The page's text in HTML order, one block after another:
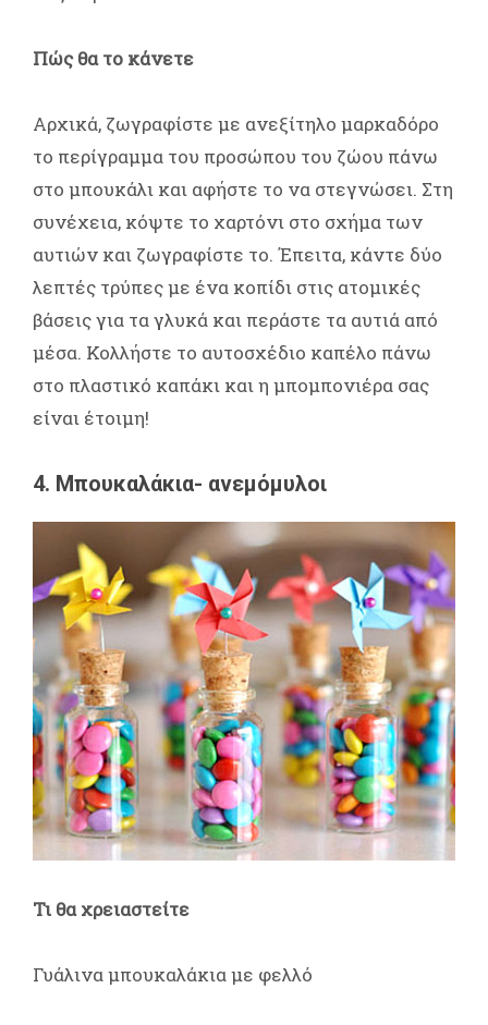
Πώς θα το κάνετε
Αρχικά, ζωγραφίστε με ανεξίτηλο μαρκαδόρο
το περίγραμμα του προσώπου του ζώου πάνω
στο μπουκάλι και αφήστε το να στεγνώσει. Στη
συνέχεια, κόψτε το χαρτόνι στο σχήμα των
αυτιών και ζωγραφίστε το. Έπειτα, κάντε δύο
λεπτές τρύπες με ένα κοπίδι στις ατομικές
βάσεις για τα γλυκά και περάστε τα αυτιά από
μέσα. Κολλήστε το αυτοσχέδιο καπέλο πάνω
στο πλαστικό καπάκι και η μπομπονιέρα σας
είναι έτοιμη!
4. Μπουκαλάκια- ανεμόμυλοι
Τι θα χρειαστείτε
Γυάλινα μπουκαλάκια με φελλό